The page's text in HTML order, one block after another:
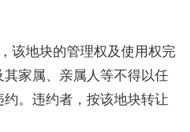
该地块的管理权及使用权完
家属、亲属人等不得以任
。违约者，按该地块转让